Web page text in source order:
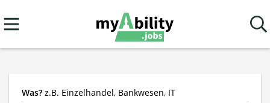
Was? z.B. Einzelhandel, Bankwesen, IT